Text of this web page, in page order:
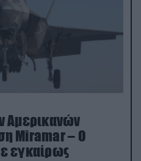
Αμερικανών
Miramar – Ο
εγκαίρως